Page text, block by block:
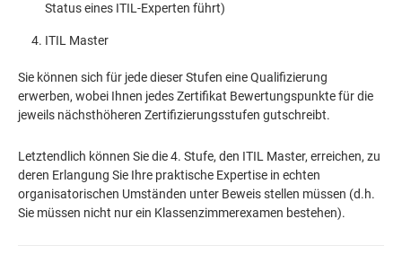
Status eines ITIL-Experten führt)
ITIL Master
Sie können sich für jede dieser Stufen eine Qualifizierung
erwerben, wobei Ihnen jedes Zertifikat Bewertungspunkte für die
jeweils nächsthöheren Zertifizierungsstufen gutschreibt.
Letztendlich können Sie die 4. Stufe, den ITIL Master, erreichen, zu
deren Erlangung Sie Ihre praktische Expertise in echten
organisatorischen Umständen unter Beweis stellen müssen (d.h.
Sie müssen nicht nur ein Klassenzimmerexamen bestehen).